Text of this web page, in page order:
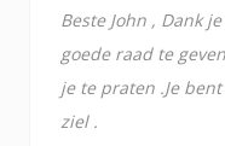
Beste John , Dank
goede raad te
je te praten .Je
ziel .